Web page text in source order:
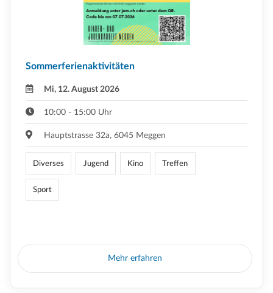
Sommerferienaktivitäten
Mi, 12. August 2026
10:00 - 15:00 Uhr
Hauptstrasse 32a, 6045 Meggen
Diverses Jugend Kino Treffen
Sport
Mehr erfahren